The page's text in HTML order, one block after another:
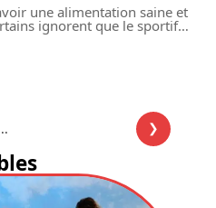
une alimentation saine et
ignorent que le sportif…